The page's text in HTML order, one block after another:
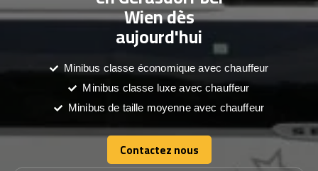
Wien dès
aujourd'hui
Minibus classe économique avec chauffeur
Minibus classe luxe avec chauffeur
Minibus de taille moyenne avec chauffeur
Contactez nous
Contactez nous